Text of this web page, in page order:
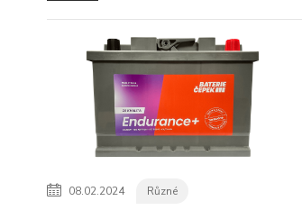
08.02.2024 Různé